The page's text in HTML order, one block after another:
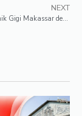
NEXT
Rekomendasi Klinik Gigi Makassar dengan Layanan Spesialis